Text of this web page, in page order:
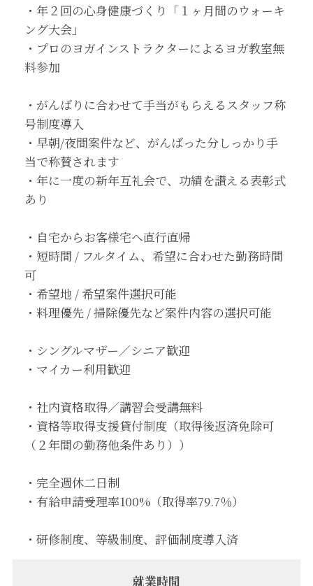
・年２回の心身健康づくり「１ヶ月間のウォーキ
ング大会」
・プロのヨガインストラクターによるヨガ教室無
料参加
・がんばりに合わせて手当がもらえるスタッフ称
号制度導入
・早朝/夜間案件など、がんばった分しっかり手
当で称賛されます
・年に一度の新年互礼会で、功績を讃える表彰式
あり
・自宅からお客様宅へ直行直帰
・短時間 / フルタイム、希望に合わせた勤務時間
可
・希望地 / 希望案件選択可能
・料理優先 / 掃除優先など案件内容の選択可能
・シングルマザー／シニア歓迎
・マイカー利用歓迎
・社内資格取得／講習会受講無料
・資格等取得支援貸付制度（取得後返済免除可
（２年間の勤務他条件あり））
・完全週休二日制
・有給申請受理率100%（取得率79.7％）
・研修制度、等級制度、評価制度導入済
就業時間